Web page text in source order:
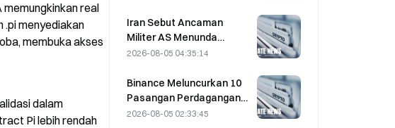
real
.pi menyediakan
membuka akses
dalam
Pi lebih rendah
Otonom pada 4 Agustus
Iran Sebut Ancaman
Militer AS Menunda
Kesepakatan Terkait
Oman pada 5 Agustus
2026-08-05 04:35:14
Binance Meluncurkan 10
Pasangan Perdagangan
bStocks Hari Ini Pukul
2026-08-05 02:33:45